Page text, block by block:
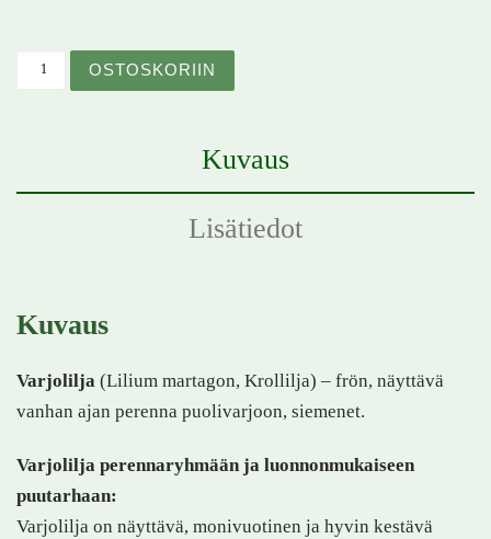
OSTOSKORIIN
Kuvaus
Lisätiedot
Kuvaus
Varjolilja (Lilium martagon, Krollilja) – frön, näyttävä
vanhan ajan perenna puolivarjoon, siemenet.
Varjolilja perennaryhmään ja luonnonmukaiseen
puutarhaan:
Varjolilja on näyttävä, monivuotinen ja hyvin kestävä